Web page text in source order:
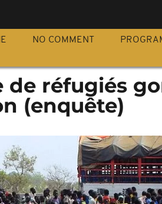
NO COMMENT
de réfugiés
(enquête)